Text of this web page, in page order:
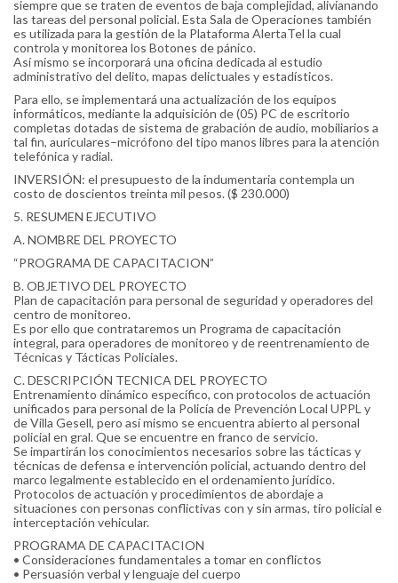
siempre que se traten de eventos de baja complejidad, alivianando
las tareas del personal policial. Esta Sala de Operaciones también
es utilizada para la gestión de la Plataforma AlertaTel la cual
controla y monitorea los Botones de pánico.
Así mismo se incorporará una oficina dedicada al estudio
administrativo del delito, mapas delictuales y estadísticos.
Para ello, se implementará una actualización de los equipos
informáticos, mediante la adquisición de (05) PC de escritorio
completas dotadas de sistema de grabación de audio, mobiliarios a
tal fin, auriculares–micrófono del tipo manos libres para la atención
telefónica y radial.
INVERSIÓN: el presupuesto de la indumentaria contempla un
costo de doscientos treinta mil pesos. ($ 230.000)
5. RESUMEN EJECUTIVO
A. NOMBRE DEL PROYECTO
“PROGRAMA DE CAPACITACION”
B. OBJETIVO DEL PROYECTO
Plan de capacitación para personal de seguridad y operadores del
centro de monitoreo.
Es por ello que contrataremos un Programa de capacitación
integral, para operadores de monitoreo y de reentrenamiento de
Técnicas y Tácticas Policiales.
C. DESCRIPCIÓN TECNICA DEL PROYECTO
Entrenamiento dinámico específico, con protocolos de actuación
unificados para personal de la Policía de Prevención Local UPPL y
de Villa Gesell, pero así mismo se encuentra abierto al personal
policial en gral. Que se encuentre en franco de servicio.
Se impartirán los conocimientos necesarios sobre las tácticas y
técnicas de defensa e intervención policial, actuando dentro del
marco legalmente establecido en el ordenamiento jurídico.
Protocolos de actuación y procedimientos de abordaje a
situaciones con personas conflictivas con y sin armas, tiro policial e
interceptación vehicular.
PROGRAMA DE CAPACITACION
• Consideraciones fundamentales a tomar en conflictos
• Persuasión verbal y lenguaje del cuerpo